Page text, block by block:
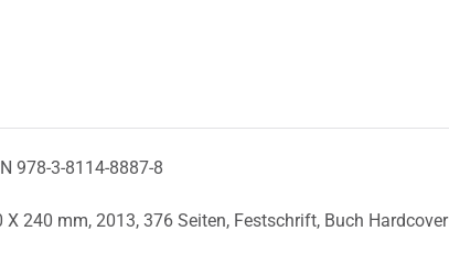
978-3-8114-8887-8
X 240 mm, 2013, 376 Seiten, Festschrift, Buch Hardcover